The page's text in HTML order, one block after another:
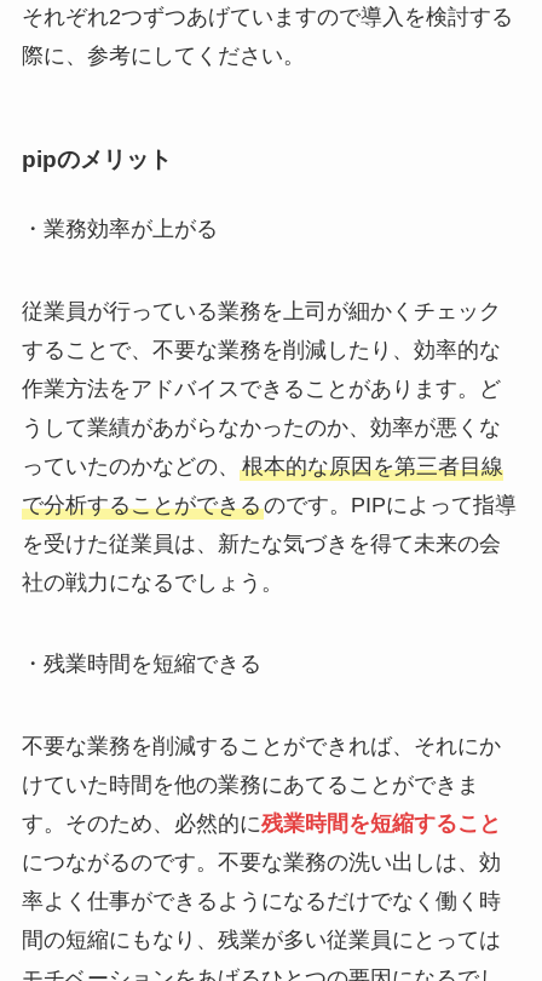
それぞれ2つずつあげていますので導入を検討する
際に、参考にしてください。
pipのメリット
・業務効率が上がる
従業員が行っている業務を上司が細かくチェック
することで、不要な業務を削減したり、効率的な
作業方法をアドバイスできることがあります。ど
うして業績があがらなかったのか、効率が悪くな
っていたのかなどの、 根本的な原因を第三者目線
で分析することができるのです。PIPによって指導
を受けた従業員は、新たな気づきを得て未来の会
社の戦力になるでしょう。
・残業時間を短縮できる
不要な業務を削減することができれば、それにか
けていた時間を他の業務にあてることができま
す。そのため、必然的に残業時間を短縮すること
につながるのです。不要な業務の洗い出しは、効
率よく仕事ができるようになるだけでなく働く時
間の短縮にもなり、残業が多い従業員にとっては